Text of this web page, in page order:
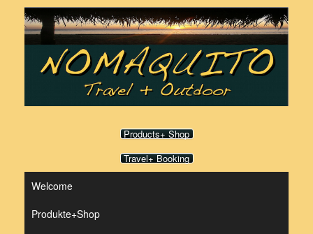
content
Products+ Shop
Travel+ Booking
Welcome
Produkte+Shop